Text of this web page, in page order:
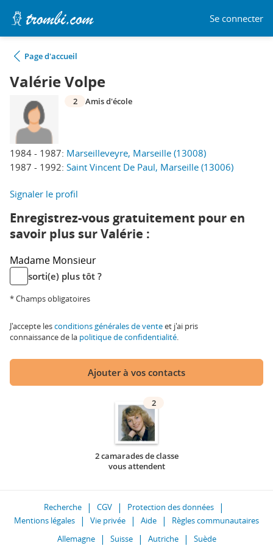
Se connecter
Page d'accueil
Valérie Volpe
1984 - 1987: Marseilleveyre, Marseille (13008)
1987 - 1992: Saint Vincent De Paul, Marseille (13006)
2 Amis d'école
Signaler le profil
Enregistrez-vous gratuitement pour en
savoir plus sur Valérie :
Madame Monsieur
sorti(e) plus tôt ?
* Champs obligatoires
J'accepte lesconditions générales de venteet j'ai pris
connaissance de la politique de confidentialité.
Ajouter à vos contacts
2
2 camarades de classe
vous attendent
Recherche CGV
Protection des données
Mentions légales
Vie privée Aide
Règles communautaires
Allemagne
Suisse Autriche Suède